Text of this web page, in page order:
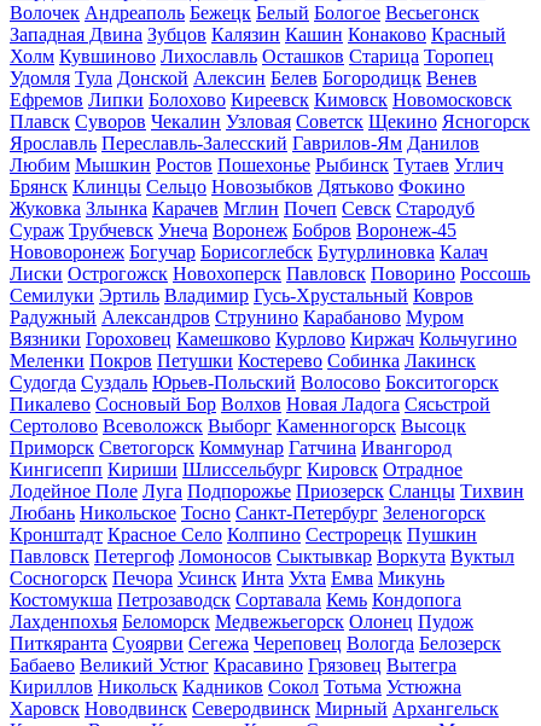
Волочек Андреаполь Бежецк Белый Бологое Весьегонск
Западная Двина Зубцов Калязин Кашин Конаково Красный
Холм Кувшиново Лихославль Осташков Старица Торопец
Удомля Тула Донской Алексин Белев Богородицк Венев
Ефремов Липки Болохово Киреевск Кимовск Новомосковск
Плавск Суворов Чекалин Узловая Советск Щекино Ясногорск
Ярославль Переславль-Залесский Гаврилов-Ям Данилов
Любим Мышкин Ростов Пошехонье Рыбинск Тутаев Углич
Брянск Клинцы Сельцо Новозыбков Дятьково Фокино
Жуковка Злынка Карачев Мглин Почеп Севск Стародуб
Сураж Трубчевск Унеча Воронеж Бобров Воронеж-45
Нововоронеж Богучар Борисоглебск Бутурлиновка Калач
Лиски Острогожск Новохоперск Павловск Поворино Россошь
Семилуки Эртиль Владимир Гусь-Хрустальный Ковров
Радужный Александров Струнино Карабаново Муром
Вязники Гороховец Камешково Курлово Киржач Кольчугино
Меленки Покров Петушки Костерево Собинка Лакинск
Судогда Суздаль Юрьев-Польский Волосово Бокситогорск
Пикалево Сосновый Бор Волхов Новая Ладога Сясьстрой
Сертолово Всеволожск Выборг Каменногорск Высоцк
Приморск Светогорск Коммунар Гатчина Ивангород
Кингисепп Кириши Шлиссельбург Кировск Отрадное
Лодейное Поле Луга Подпорожье Приозерск Сланцы Тихвин
Любань Никольское Тосно Санкт-Петербург Зеленогорск
Кронштадт Красное Село Колпино Сестрорецк Пушкин
Павловск Петергоф Ломоносов Сыктывкар Воркута Вуктыл
Сосногорск Печора Усинск Инта Ухта Емва Микунь
Костомукша Петрозаводск Сортавала Кемь Кондопога
Лахденпохья Беломорск Медвежьегорск Олонец Пудож
Питкяранта Суоярви Сегежа Череповец Вологда Белозерск
Бабаево Великий Устюг Красавино Грязовец Вытегра
Кириллов Никольск Кадников Сокол Тотьма Устюжна
Харовск Новодвинск Северодвинск Мирный Архангельск